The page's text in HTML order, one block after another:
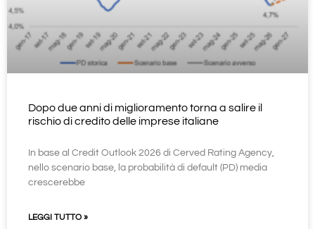
Dopo due anni di miglioramento torna a salire il
rischio di credito delle imprese italiane
In base al Credit Outlook 2026 di Cerved Rating Agency,
nello scenario base, la probabilità di default (PD) media
crescerebbe
LEGGI TUTTO »